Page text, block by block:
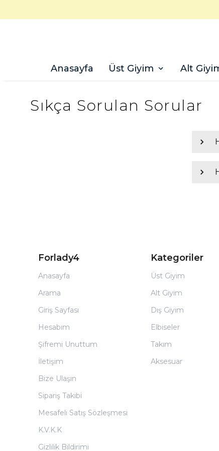
Anasayfa Üst Giyim Alt
Sıkça Sorulan Sorular
Forlady4
Anasayfa
Arama
Giriş Sayfası
Hesabım
Şifremi Unuttum
İletişim
Bize Ulaşın
Sipariş Takibi
Mesafeli Satış Sözleşmesi
K.V.K.K
Gizlilik Bildirimi
Kategoriler
Üst Giyim
Alt Giyim
Dış Giyim
Elbiseler
Takım
Aksesuar